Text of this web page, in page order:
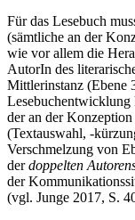
Für das Lesebuch
(sämtliche an der
wie vor allem die
AutorIn des
Mittlerinstanz (Ebene
Lesebuchentwicklung
der an der Konzeption
(Textauswahl, -
Verschmelzung von
derdoppelten
der
(vgl. Junge 2017, S.